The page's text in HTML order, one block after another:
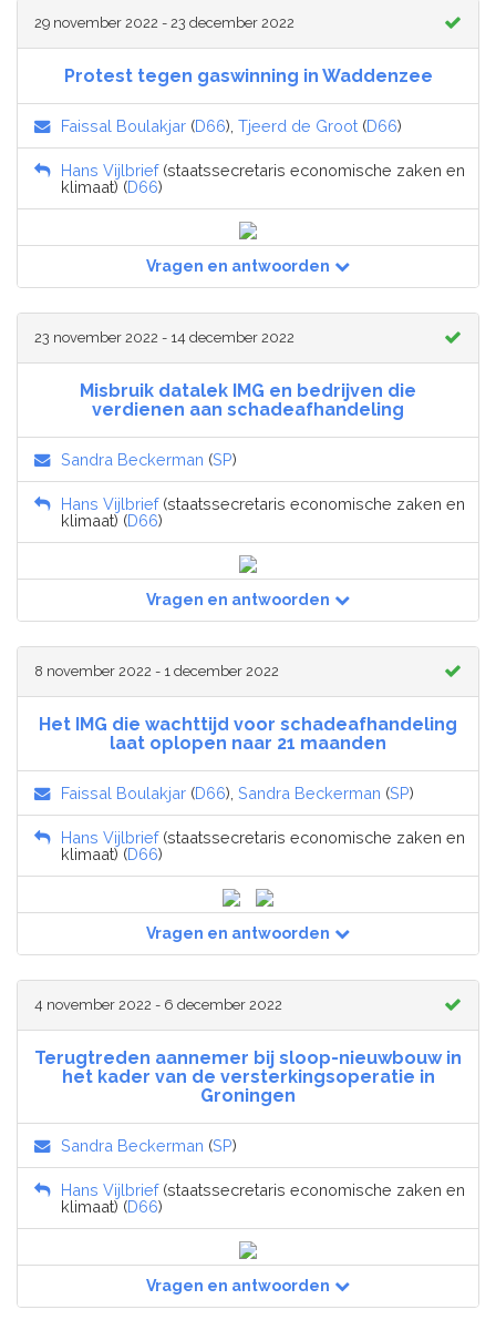
29 november 2022 - 23 december 2022
Protest tegen gaswinning in Waddenzee
Faissal Boulakjar (D66), Tjeerd de Groot (D66)
Hans Vijlbrief(staatssecretaris economische zaken en
klimaat) (D66)
Vragen en antwoorden
23 november 2022 - 14 december 2022
Misbruik datalek IMG en bedrijven die
verdienen aan schadeafhandeling
Sandra Beckerman (SP)
Hans Vijlbrief(staatssecretaris economische zaken en
klimaat) (D66)
Vragen en antwoorden
8 november 2022 - 1 december 2022
Het IMG die wachttijd voor schadeafhandeling
laat oplopen naar 21 maanden
Faissal Boulakjar (D66), Sandra Beckerman (SP)
Hans Vijlbrief(staatssecretaris economische zaken en
klimaat) (D66)
Vragen en antwoorden
4 november 2022 - 6 december 2022
Terugtreden aannemer bij sloop-nieuwbouw in
het kader van de versterkingsoperatie in
Groningen
Sandra Beckerman (SP)
Hans Vijlbrief(staatssecretaris economische zaken en
klimaat) (D66)
Vragen en antwoorden